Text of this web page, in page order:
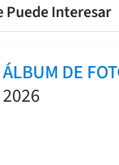
Puede Interesar
ÁLBUM DE
2026